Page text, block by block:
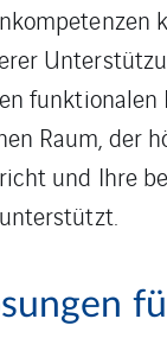
funktionalen
Raum, der
und Ihre